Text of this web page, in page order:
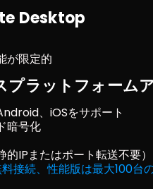
Desktop
が限定的
ラットフォーム
、iOSをサポート
暗号化
IPまたはポート転送不要）
接続、性能版は最大100台